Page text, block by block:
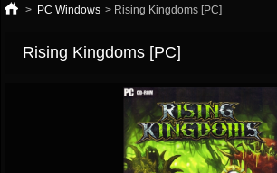
> PC Windows > Rising Kingdoms [PC]
Rising Kingdoms [PC]